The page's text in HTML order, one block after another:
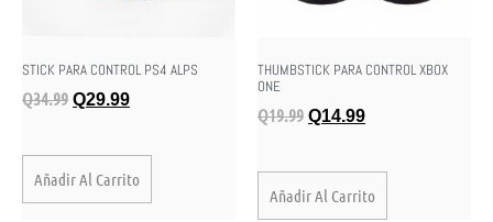
STICK PARA CONTROL PS4 ALPS
Q34.99 Q29.99
Añadir Al Carrito
THUMBSTICK PARA CONTROL XBOX
ONE
Q19.99 Q14.99
Añadir Al Carrito